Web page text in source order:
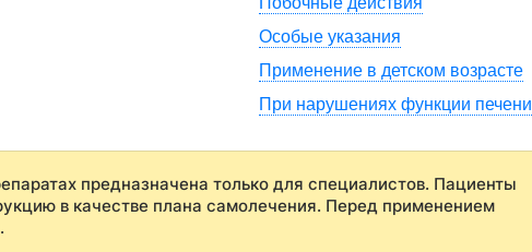
Особые указания
Применение в детском возрасте
При нарушениях функции печени
предназначена только для специалистов. Пациенты
в качестве плана самолечения. Перед применением